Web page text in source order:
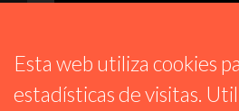
Esta web utiliza cookies
estadísticas de visitas.